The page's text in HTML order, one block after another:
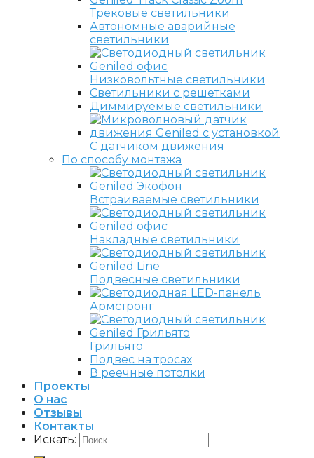
Трековые светильники
Автономные аварийные
светильники
Низковольтные светильники
Светильники с решетками
Диммируемые светильники
С датчиком движения
По способу монтажа
Встраиваемые светильники
Накладные светильники
Подвесные светильники
Армстронг
Грильято
Подвес на тросах
В реечные потолки
Проекты
О нас
Отзывы
Контакты
Искать: